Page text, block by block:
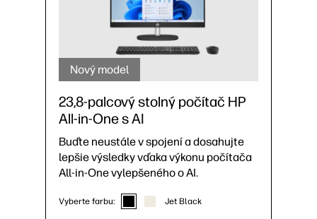
Nový model
23,8-palcový stolný počítač HP
All-in-One s AI
Buďte neustále v spojení a dosahujte
lepšie výsledky vďaka výkonu počítača
All-in-One vylepšeného o AI.
Vyberte farbu: Jet Black